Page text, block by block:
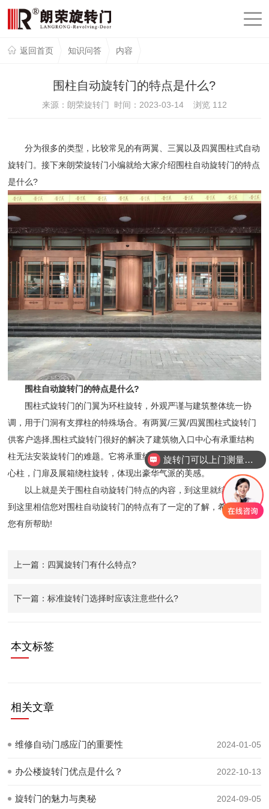
返回首页 知识问答 内容
围柱自动旋转门的特点是什么?
来源：朗荣旋转门 时间：2023-03-14 浏览 112
分为很多的类型，比较常见的有两翼、三翼以及四翼围柱式自动
旋转门。接下来朗荣旋转门小编就给大家介绍围柱自动旋转门的特点
是什么?
围柱自动旋转门的特点是什么?
围柱式旋转门的门翼为环柱旋转，外观严谨与建筑整体统一协
调，用于门洞有支撑柱的特殊场合。有两翼/三翼/四翼围柱式旋转门
供客户选择,围柱式旋转门很好的解决了建筑物入口中心有承重结构
柱无法安装旋转门的难题。它将承重结构柱包饰起来作为旋转门的中
心柱，门扉及展箱绕柱旋转，体现出豪华气派的美感。
以上就是关于围柱自动旋转门特点的内容，到这里就结束了，读
到这里相信您对围柱自动旋转门的特点有了一定的了解，希望本文对
您有所帮助!
上一篇：四翼旋转门有什么特点?
下一篇：标准旋转门选择时应该注意些什么?
本文标签
相关文章
维修自动门感应门的重要性 2024-01-05
办公楼旋转门优点是什么？ 2022-10-13
旋转门的魅力与奥秘 2024-09-05
旋转门可以上门测量安装吗？